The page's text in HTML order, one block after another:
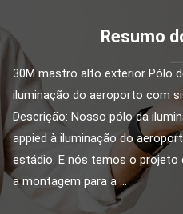
Resumo
30M mastro alto exterior Pólo
iluminação do aeroporto com
Descrição: Nosso pólo da
appied à iluminação do
estádio. E nós temos o
a montagem para a ...